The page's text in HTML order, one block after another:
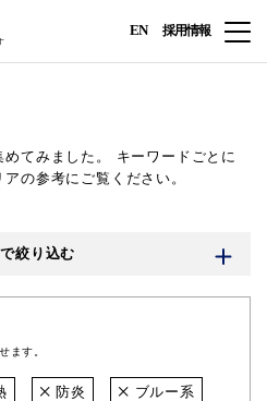
EN 採用情報
てみました。
キーワードごとに
の参考にご覧ください。
絞り込む
ます。
防炎 ブルー系